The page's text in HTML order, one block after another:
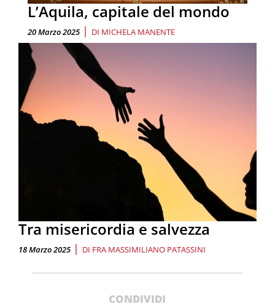
L’Aquila, capitale del mondo
20 Marzo 2025 | DI MICHELA MANENTE
Tra misericordia e salvezza
18 Marzo 2025 | DI FRA MASSIMILIANO PATASSINI
CONDIVIDI